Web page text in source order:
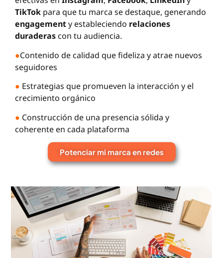
TikTok para que tu marca se destaque, generando
engagementy estableciendo relaciones
duraderas con tu audiencia.
●Contenido de calidad que fideliza y atrae nuevos
seguidores
● Estrategias que promueven la interacción y el
crecimiento orgánico
● Construcción de una presencia sólida y
coherente en cada plataforma
Potenciar mi marca en redes